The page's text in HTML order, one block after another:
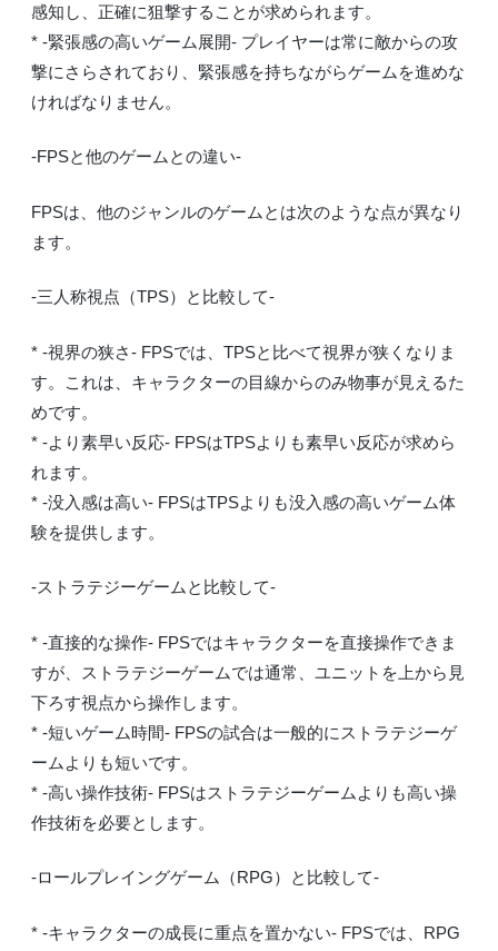
感知し、正確に狙撃することが求められます。
* -緊張感の高いゲーム展開- プレイヤーは常に敵からの攻
撃にさらされており、緊張感を持ちながらゲームを進めな
ければなりません。
-FPSと他のゲームとの違い-
FPSは、他のジャンルのゲームとは次のような点が異なり
ます。
-三人称視点（TPS）と比較して-
* -視界の狭さ- FPSでは、TPSと比べて視界が狭くなりま
す。これは、キャラクターの目線からのみ物事が見えるた
めです。
* -より素早い反応- FPSはTPSよりも素早い反応が求めら
れます。
* -没入感は高い- FPSはTPSよりも没入感の高いゲーム体
験を提供します。
-ストラテジーゲームと比較して-
* -直接的な操作- FPSではキャラクターを直接操作できま
すが、ストラテジーゲームでは通常、ユニットを上から見
下ろす視点から操作します。
* -短いゲーム時間- FPSの試合は一般的にストラテジーゲ
ームよりも短いです。
* -高い操作技術- FPSはストラテジーゲームよりも高い操
作技術を必要とします。
-ロールプレイングゲーム（RPG）と比較して-
* -キャラクターの成長に重点を置かない- FPSでは、RPG